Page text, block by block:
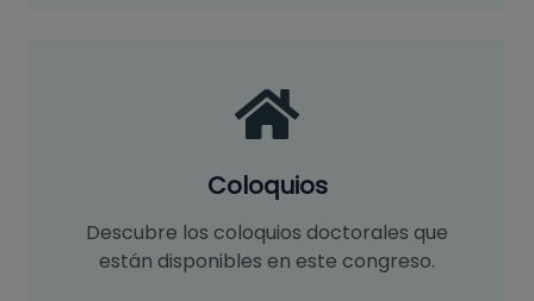
Coloquios
Descubre los coloquios doctorales que
están disponibles en este congreso.